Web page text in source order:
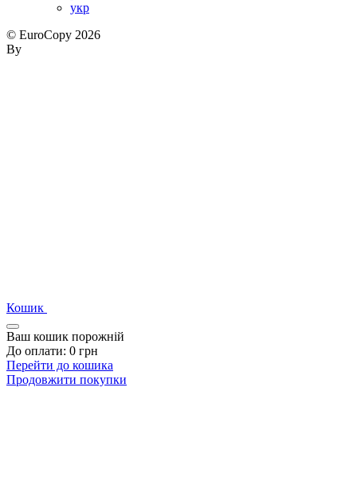
укр
© EuroCopy 2026
By
Кошик
Ваш кошик порожній
До оплати: 0 грн
Перейти до кошика
Продовжити покупки